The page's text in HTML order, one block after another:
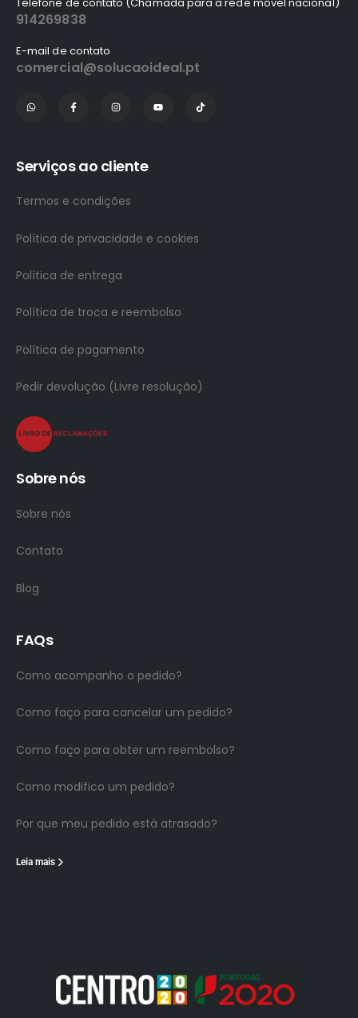
914269838
E-mail de contato
comercial@solucaoideal.pt
Serviços ao cliente
Termos e condições
Política de privacidade e cookies
Política de entrega
Política de troca e reembolso
Política de pagamento
Pedir devolução (Livre resolução)
Sobre nós
Sobre nós
Contato
Blog
FAQs
Como acompanho o pedido?
Como faço para cancelar um pedido?
Como faço para obter um reembolso?
Como modifico um pedido?
Por que meu pedido está atrasado?
Leia mais